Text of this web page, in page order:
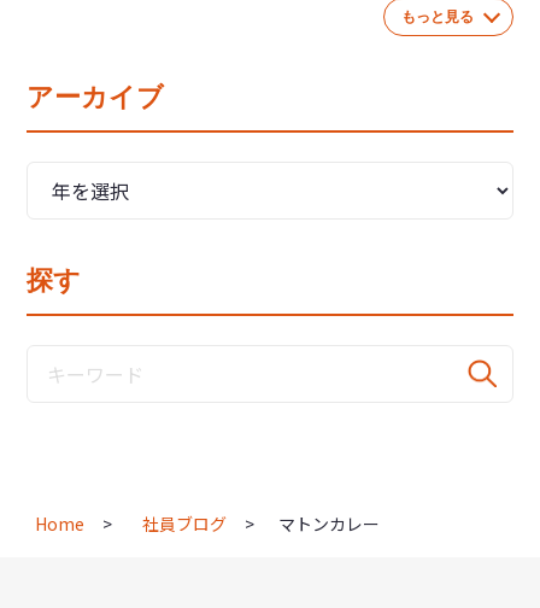
もっと見る
アーカイブ
探す
Home 社員ブログ マトンカレー